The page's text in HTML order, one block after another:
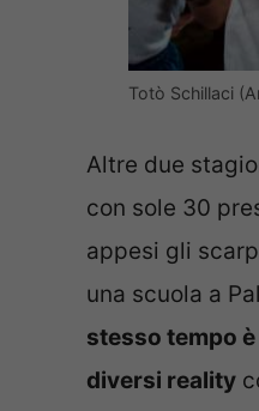
Totò Schillaci
Altre due
con sole 30
appesi gli
una scuola a
stesso tempo
diversi reality